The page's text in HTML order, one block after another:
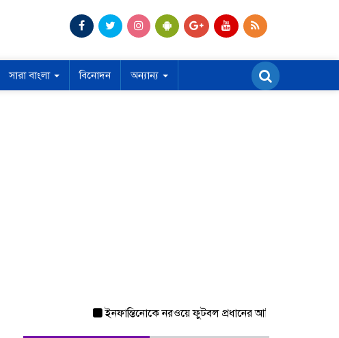
সারা বাংলা বিনোদন অন্যান্য
ইনফান্তিনোকে নরওয়ে ফুটবল প্রধানের আল্টিমেটাম